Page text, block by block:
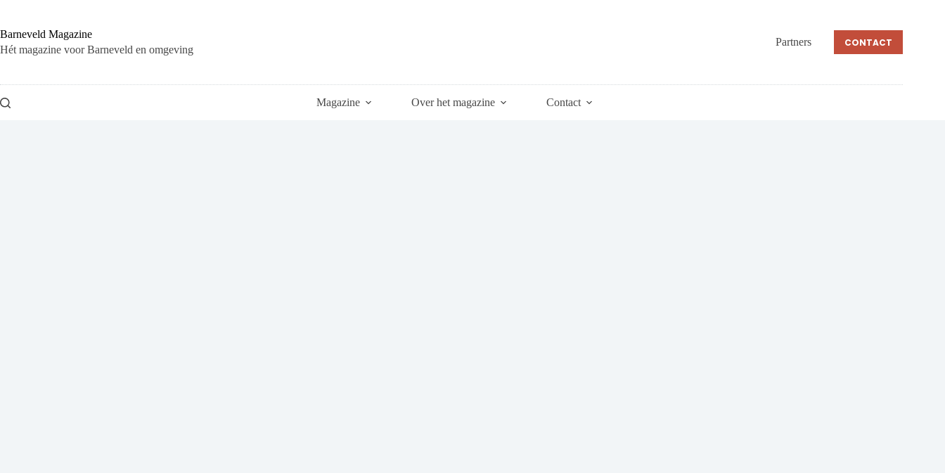
de
inhoud
Barneveld Magazine
Hét magazine voor Barneveld en omgeving
Partners CONTACT
Magazine Over het magazine Contact